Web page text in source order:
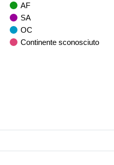
AF
SA
OC
Continente sconosciuto